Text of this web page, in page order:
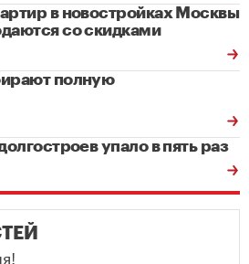
в новостройках Москвы
со скидками
полную
упало в пять раз